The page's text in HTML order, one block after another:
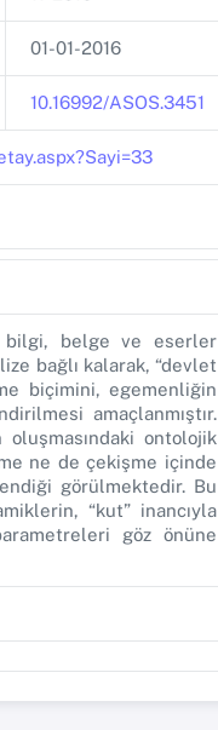
01-01-2016
10.16992/ASOS.3451
bilgi, belge ve eserler
bağlı kalarak, “devlet
biçimini, egemenliğin
amaçlanmıştır.
ontolojik
ne de çekişme içinde
görülmektedir. Bu
“kut” inancıyla
göz önüne